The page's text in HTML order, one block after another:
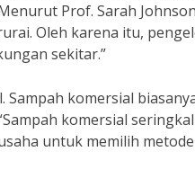
Prof. Sarah
Oleh karena itu,
sekitar.”
komersial
komersial
untuk memilih